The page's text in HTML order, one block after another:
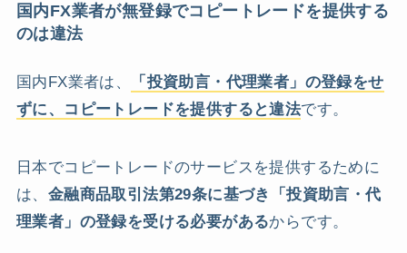
国内FX業者が無登録でコピートレードを提供する
のは違法
国内FX業者は、
「投資助言・代理業者」の登録をせ
ずに、コピートレードを提供すると違法です。
日本でコピートレードのサービスを提供するために
は、 金融商品取引法第29条に基づき「投資助言・代
理業者」の登録を受ける必要があるからです。